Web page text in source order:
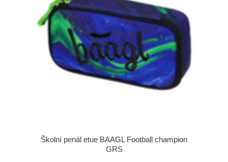
Školní penál etue BAAGL Football champion
GRS